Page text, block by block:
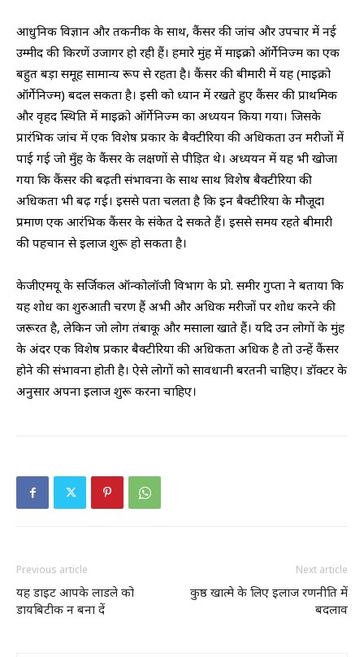
आधुनिक विज्ञान और तकनीक के साथ, कैंसर की जांच और उपचार में नई
उम्मीद की किरणें उजागर हो रही हैं। हमारे मुंह में माइक्रो ऑर्गेनिज्म का एक
बहुत बड़ा समूह सामान्य रूप से रहता है। कैंसर की बीमारी में यह (माइक्रो
ऑर्गेनिज्म) बदल सकता है। इसी को ध्यान में रखते हुए कैंसर की प्राथमिक
और वृहद स्थिति में माइक्रो ऑर्गेनिज्म का अध्ययन किया गया। जिसके
प्रारंभिक जांच में एक विशेष प्रकार के बैक्टीरिया की अधिकता उन मरीजों में
पाई गई जो मुँह के कैंसर के लक्षणों से पीड़ित थे। अध्ययन में यह भी खोजा
गया कि कैंसर की बढ़ती संभावना के साथ साथ विशेष बैक्टीरिया की
अधिकता भी बढ़ गई। इससे पता चलता है कि इन बैक्टीरिया के मौजूदा
प्रमाण एक आरंभिक कैंसर के संकेत दे सकते हैं। इससे समय रहते बीमारी
की पहचान से इलाज शुरू हो सकता है।
केजीएमयू के सर्जिकल ऑन्कोलॉजी विभाग के प्रो. समीर गुप्ता ने बताया कि
यह शोध का शुरुआती चरण हैं अभी और अधिक मरीजों पर शोध करने की
जरूरत है, लेकिन जो लोग तंबाकू और मसाला खाते हैं। यदि उन लोगों के मुंह
के अंदर एक विशेष प्रकार बैक्टीरिया की अधिकता अधिक है तो उन्हें कैंसर
होने की संभावना होती है। ऐसे लोगों को सावधानी बरतनी चाहिए। डॉक्टर के
अनुसार अपना इलाज शुरू करना चाहिए।
Previous article
यह डाइट आपके लाडले को
डायबिटीक न बना दें
Next article
कुष्ठ खात्मे के लिए इलाज रणनीति में
बदलाव